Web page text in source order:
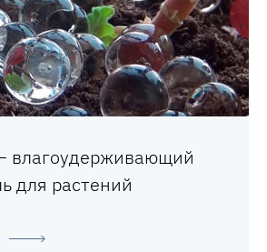
влагоудерживающий
для растений